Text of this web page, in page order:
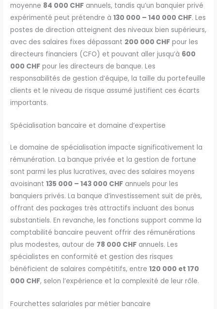
moyenne 84 000 CHF annuels, tandis qu’un banquier privé
expérimenté peut prétendre à130 000 – 140 000 CHF. Les
postes de direction atteignent des niveaux bien supérieurs,
avec des salaires fixes dépassant 200 000 CHF pour les
directeurs financiers (CFO) et pouvant aller jusqu’à 600
000 CHF pour les directeurs de banque. Les
responsabilités de gestion d’équipe, la taille du portefeuille
clients et le niveau de risque assumé justifient ces écarts
importants.
Spécialisation bancaire et domaine d’expertise
Le domaine de spécialisation impacte significativement la
rémunération. La banque privée et la gestion de fortune
sont parmi les plus lucratives, avec des salaires moyens
avoisinant135 000 – 143 000 CHF annuels pour les
banquiers privés. La banque d’investissement suit de près,
offrant des packages très attractifs incluant des bonus
substantiels. En revanche, les fonctions support comme la
comptabilité bancaire peuvent offrir des rémunérations
plus modestes, autour de 78 000 CHF annuels. Les
spécialistes en conformité et gestion des risques
bénéficient de salaires compétitifs, entre120 000 et 170
000 CHF, selon l’expérience et la complexité de leur rôle.
Fourchettes salariales par métier bancaire